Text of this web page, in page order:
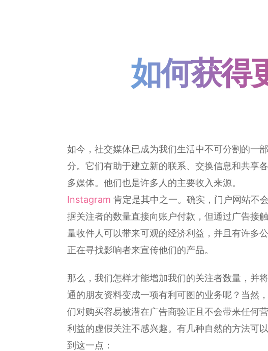
如何获得
如今，社交媒体已成为我们生活中不可分割的一部
分。它们有助于建立新的联系、交换信息和共享
多媒体。他们也是许多人的主要收入来源。
Instagram 肯定是其中之一。确实，门户网站不
据关注者的数量直接向账户付款，但通过广告接
量收件人可以带来可观的经济利益，并且有许多
正在寻找影响者来宣传他们的产品。
那么，我们怎样才能增加我们的关注者数量，并
通的朋友资料变成一项有利可图的业务呢？当然
们对购买容易被潜在广告商验证且不会带来任何
利益的虚假关注不感兴趣。有几种自然的方法可
到这一点：